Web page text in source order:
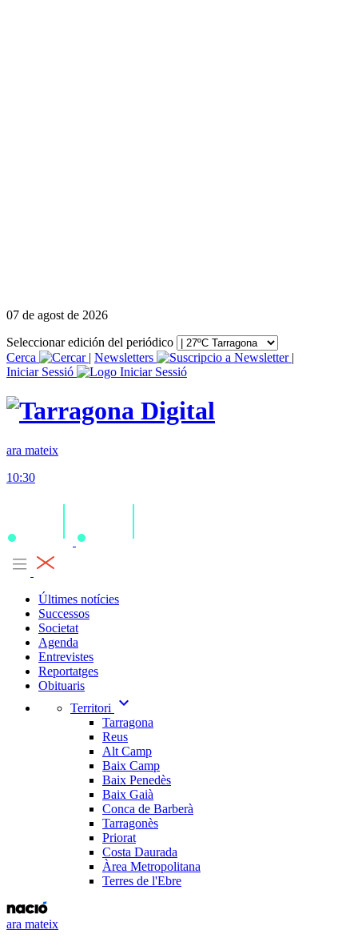
07 de agost de 2026
Seleccionar edición del periódico
Cerca
| Newsletters
|
Iniciar Sessió
ara mateix
10:30
Últimes notícies
Successos
Societat
Agenda
Entrevistes
Reportatges
Obituaris
Territori
expand_more
Tarragona
Reus
Alt Camp
Baix Camp
Baix Penedès
Baix Gaià
Conca de Barberà
Tarragonès
Priorat
Costa Daurada
Àrea Metropolitana
Terres de l'Ebre
ara mateix